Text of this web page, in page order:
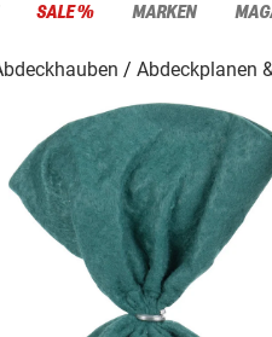
SALE % MARKEN
Abdeckplanen